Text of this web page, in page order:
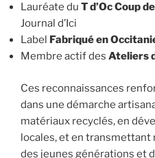
Lauréate du T d’Oc Coup
Journal d’Ici
Label Fabriqué en
Membre actif des Ateliers
Ces reconnaissances
dans une démarche
matériaux recyclés, en
locales, et en transmettant
des jeunes générations et